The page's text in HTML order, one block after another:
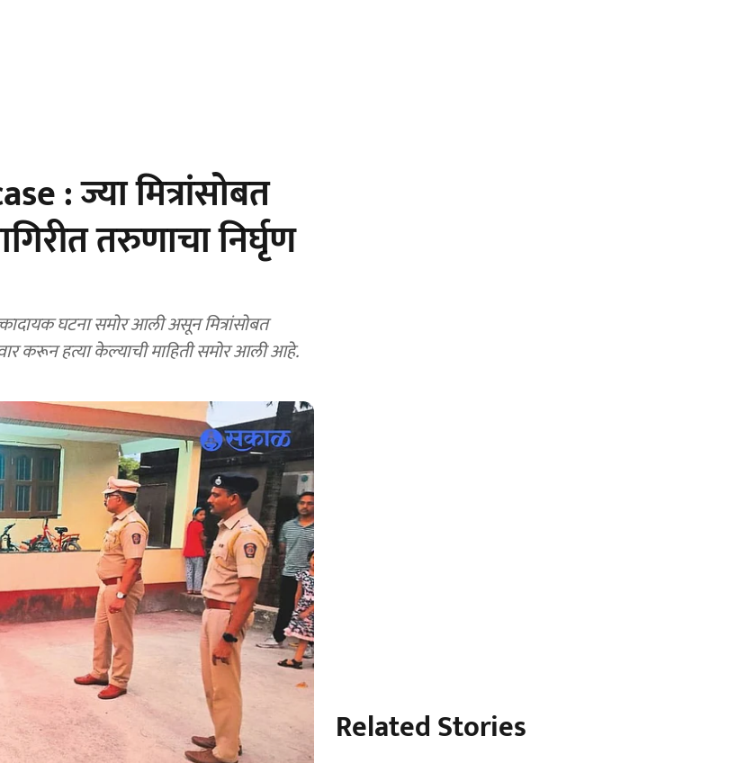
: ज्या मित्रांसोबत
तरुणाचा निर्घृण
घटना समोर आली असून मित्रांसोबत
करून हत्या केल्याची माहिती समोर आली आहे.
Related Stories